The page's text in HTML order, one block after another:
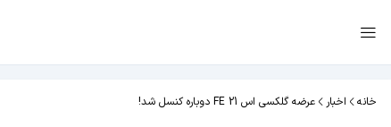
خانه اخبار عرضه گلکسی اس 21 FE دوباره کنسل شد!